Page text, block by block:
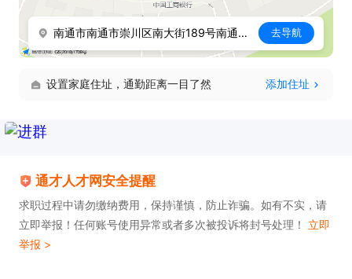
每月4000~8000
每季度涨薪+可跨及晋升，（有同行业经验的三个月
公司愿意培养人才，压力小，没有残酷的淘汰制，只
才！不想一直做基层员工的赶紧抓住机会！
电话。联系时请说在【通才人才网】上看到的！
南通市南通市崇川区南大街189号南通鼎典大厦 去导航
设置家庭住址，通勤距离一目了然 添加住址
通才人才网安全提醒
求职过程中请勿缴纳费用，保持谨慎，防止诈骗。如有不实，请
立即举报！任何账号使用异常或者多次被投诉将封号处理！ 立即
举报 >